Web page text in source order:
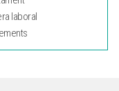
laboral